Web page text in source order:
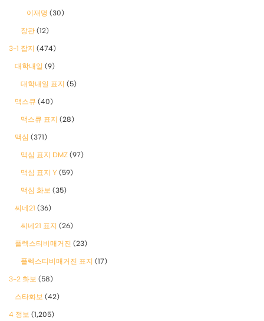
이재명 (30)
장관 (12)
3-1 잡지 (474)
대학내일 (9)
대학내일 표지 (5)
맥스큐 (40)
맥스큐 표지 (28)
맥심 (371)
맥심 표지 DMZ (97)
맥심 표지 Y (59)
맥심 화보 (35)
씨네21 (36)
씨네21 표지 (26)
플렉스티비매거진 (23)
플렉스티비매거진 표지 (17)
3-2 화보 (58)
스타화보 (42)
4 정보 (1,205)